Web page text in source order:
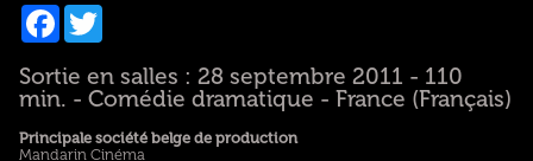
Facebook
Twitter
Sortie en salles : 28 septembre 2011 - 110
min. - Comédie dramatique - France (Français)
Principale société belge de production
Mandarin Cinéma